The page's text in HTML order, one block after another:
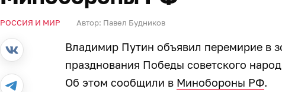
РОССИЯ И МИР Автор: Павел Будников
Владимир Путин объявил перемирие в
празднования Победы советского
Об этом сообщили в Минобороны РФ.